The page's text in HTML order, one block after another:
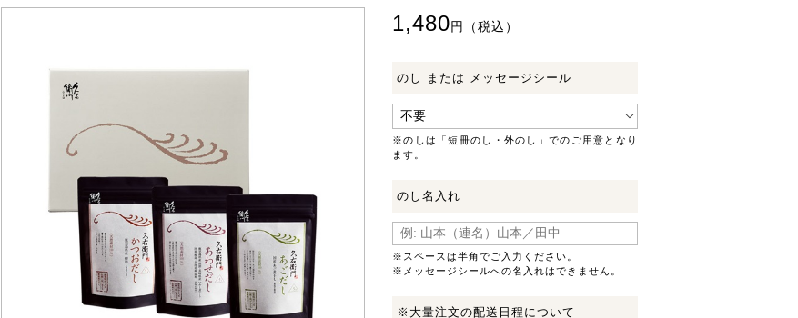
1,480円（税込）
のし または メッセージシール
※のしは「短冊のし・外のし」でのご用意となり
ます。
のし名入れ
※スペースは半角でご入力ください。
※メッセージシールへの名入れはできません。
※大量注文の配送日程について